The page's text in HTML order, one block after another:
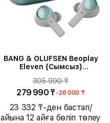
BANG & OLUFSEN Beoplay
Eleven {Сымсыз}
Green
305 990 ₸
279 990 ₸ -26 000 ₸
23 332 ₸-ден бастап/
айына 12 айға бөліп төлеу